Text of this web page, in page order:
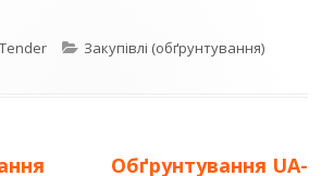
Категорії
Закупівлі (обґрунтування)
Наступна
Обґрунтування UA-